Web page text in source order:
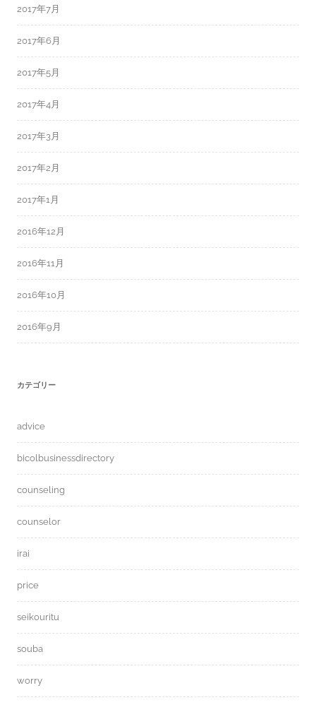
2017年7月
2017年6月
2017年5月
2017年4月
2017年3月
2017年2月
2017年1月
2016年12月
2016年11月
2016年10月
2016年9月
カテゴリー
advice
bicolbusinessdirectory
counseling
counselor
irai
price
seikouritu
souba
worry